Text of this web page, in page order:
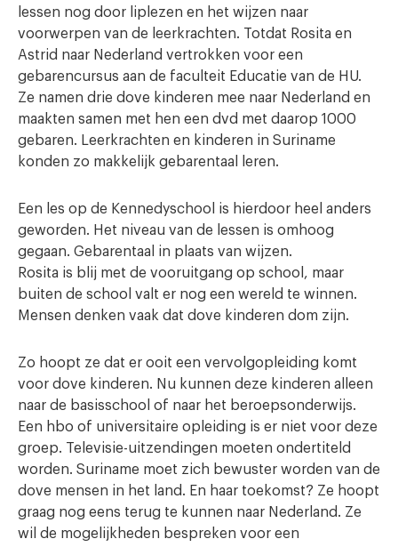
lessen nog door liplezen en het wijzen naar
voorwerpen van de leerkrachten. Totdat Rosita en
Astrid naar Nederland vertrokken voor een
gebarencursus aan de faculteit Educatie van de HU.
Ze namen drie dove kinderen mee naar Nederland en
maakten samen met hen een dvd met daarop 1000
gebaren. Leerkrachten en kinderen in Suriname
konden zo makkelijk gebarentaal leren.
Een les op de Kennedyschool is hierdoor heel anders
geworden. Het niveau van de lessen is omhoog
gegaan. Gebarentaal in plaats van wijzen.
Rosita is blij met de vooruitgang op school, maar
buiten de school valt er nog een wereld te winnen.
Mensen denken vaak dat dove kinderen dom zijn.
Zo hoopt ze dat er ooit een vervolgopleiding komt
voor dove kinderen. Nu kunnen deze kinderen alleen
naar de basisschool of naar het beroepsonderwijs.
Een hbo of universitaire opleiding is er niet voor deze
groep. Televisie-uitzendingen moeten ondertiteld
worden. Suriname moet zich bewuster worden van de
dove mensen in het land. En haar toekomst? Ze hoopt
graag nog eens terug te kunnen naar Nederland. Ze
wil de mogelijkheden bespreken voor een